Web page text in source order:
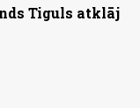
Tiguls atklāj